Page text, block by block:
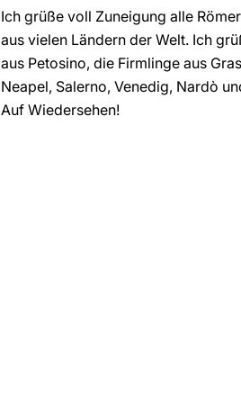
Ich grüße voll Zuneigung alle
aus vielen Ländern der Welt. Ich
aus Petosino, die Firmlinge aus
Neapel, Salerno, Venedig, Nardò
Auf Wiedersehen!